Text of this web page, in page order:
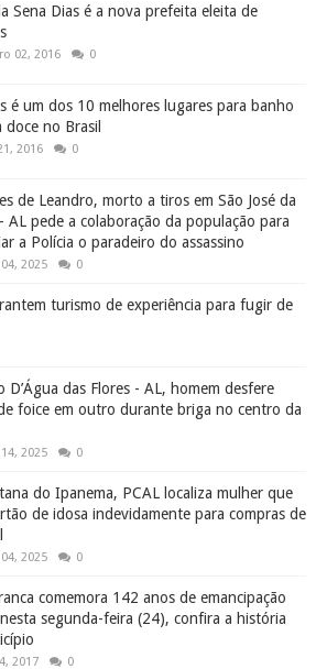
Sena Dias é a nova prefeita eleita de
02, 2016 0
é um dos 10 melhores lugares para banho
doce no Brasil
2016 0
de Leandro, morto a tiros em São José da
AL pede a colaboração da população para
a Polícia o paradeiro do assassino
2025 0
turismo de experiência para fugir de
D’Água das Flores - AL, homem desfere
foice em outro durante briga no centro da
2025 0
do Ipanema, PCAL localiza mulher que
de idosa indevidamente para compras de
2025 0
comemora 142 anos de emancipação
segunda-feira (24), confira a história
2017 0